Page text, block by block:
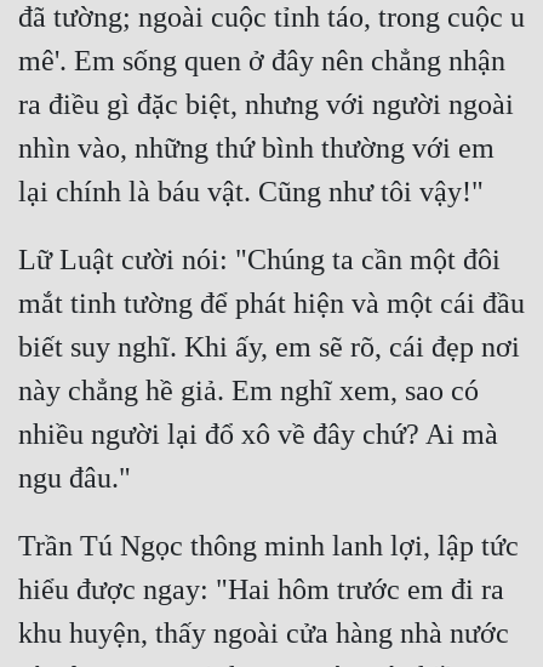
đã tường; ngoài cuộc tỉnh táo, trong cuộc u
mê'. Em sống quen ở đây nên chẳng nhận
ra điều gì đặc biệt, nhưng với người ngoài
nhìn vào, những thứ bình thường với em
Lữ Luật cười nói: "Chúng ta cần một đôi
mắt tinh tường để phát hiện và một cái đầu
biết suy nghĩ. Khi ấy, em sẽ rõ, cái đẹp nơi
này chẳng hề giả. Em nghĩ xem, sao có
nhiều người lại đổ xô về đây chứ? Ai mà
Trần Tú Ngọc thông minh lanh lợi, lập tức
hiểu được ngay: "Hai hôm trước em đi ra
khu huyện, thấy ngoài cửa hàng nhà nước